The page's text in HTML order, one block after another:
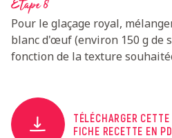
Etape 8
Pour le glaçage royal,
blanc d'œuf (environ 150 g de
fonction de la texture
TÉLÉCHARGER CETTE
FICHE RECETTE EN